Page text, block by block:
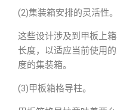
(2)集装箱安排的灵活性。
这些设计涉及到甲板上
长度，以适应当前使用
度的集装箱。
(3)甲板箱格导柱。